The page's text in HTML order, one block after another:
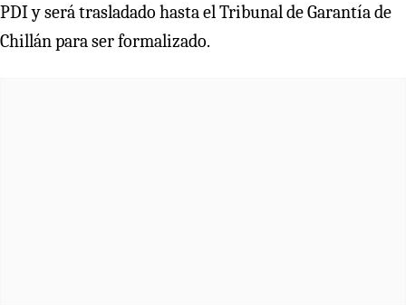
PDI y será trasladado hasta el Tribunal de Garantía de
Chillán para ser formalizado.